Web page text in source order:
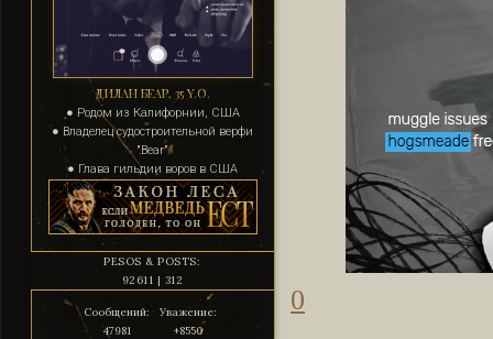
ДИЛАН БЕАР, 35 Y.O.
● Родом из Калифорнии, США
● Владелец судостроительной верфи
"Bear"
● Глава гильдии воров в США
PESOS & POSTS:
92611 | 312
Сообщений:
47981
Уважение:
+8550
0